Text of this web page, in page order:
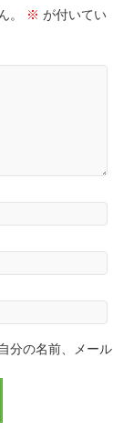
。 ※ が付いてい
分の名前、メール